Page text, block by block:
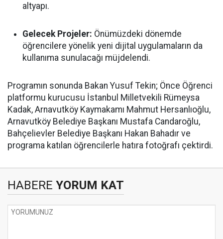
altyapı.
Gelecek Projeler: Önümüzdeki dönemde
öğrencilere yönelik yeni dijital uygulamaların da
kullanıma sunulacağı müjdelendi.
Programın sonunda Bakan Yusuf Tekin; Önce Öğrenci
platformu kurucusu İstanbul Milletvekili Rümeysa
Kadak, Arnavutköy Kaymakamı Mahmut Hersanlıoğlu,
Arnavutköy Belediye Başkanı Mustafa Candaroğlu,
Bahçelievler Belediye Başkanı Hakan Bahadır ve
programa katılan öğrencilerle hatıra fotoğrafı çektirdi.
HABERE YORUM KAT